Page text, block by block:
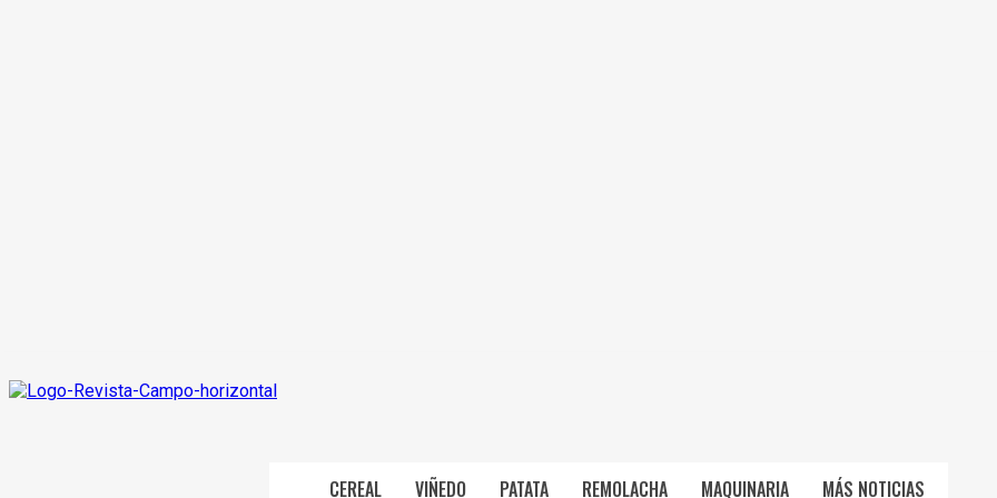
CEREAL VIÑEDO PATATA REMOLACHA MAQUINARIA MÁS NOTICIAS